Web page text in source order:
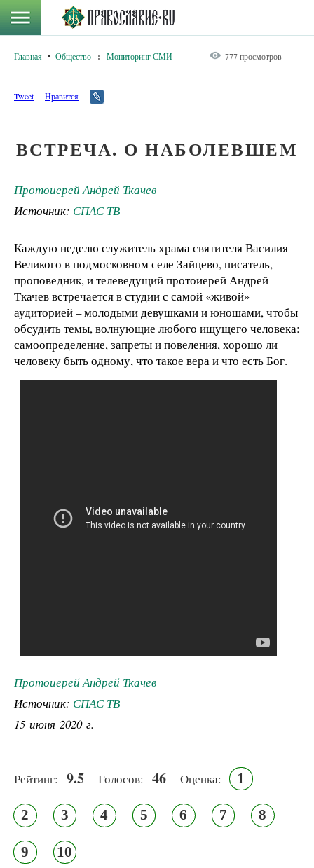
Главная Общество : Мониторинг СМИ 777 просмотров
Tweet Нравится
ВСТРЕЧА. О НАБОЛЕВШЕМ
Протоиерей Андрей Ткачев
Источник: СПАС ТВ
Каждую неделю служитель храма святителя Василия
Великого в подмосковном селе Зайцево, писатель,
проповедник, и телеведущий протоиерей Андрей
Ткачев встречается в студии с самой «живой»
аудиторией – молодыми девушками и юношами, чтобы
обсудить темы, волнующие любого ищущего человека:
самоопределение, запреты и повеления, хорошо ли
человеку быть одному, что такое вера и что есть Бог.
Протоиерей Андрей Ткачев
Источник: СПАС ТВ
15 июня 2020 г.
Рейтинг: 9.5 Голосов: 46 Оценка: 1
2 3 4 5 6 7 8
9 10